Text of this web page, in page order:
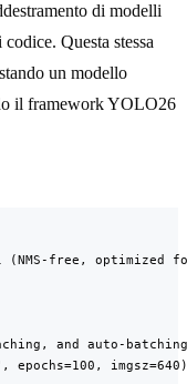
di modelli
Questa stessa
un modello
il framework YOLO26
(NMS-free, optimized
and auto-
imgsz=640)